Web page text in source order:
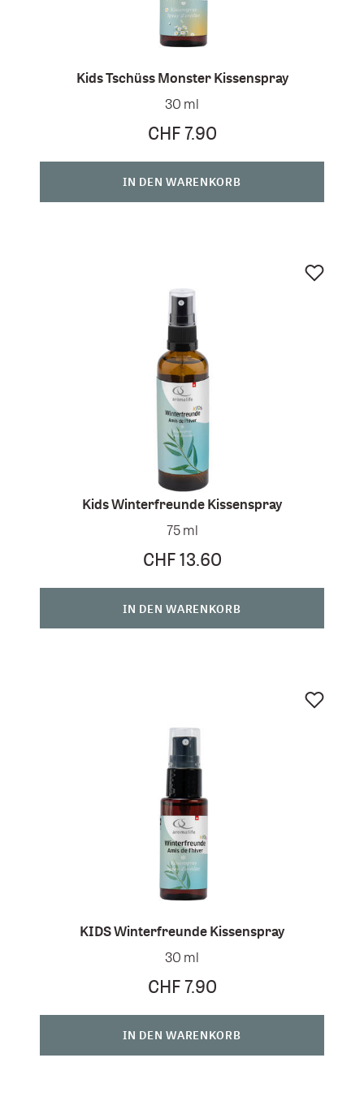
Kids Tschüss Monster Kissenspray
30 ml
CHF 7.90
IN DEN WARENKORB
Kids Winterfreunde Kissenspray
75 ml
CHF 13.60
IN DEN WARENKORB
KIDS Winterfreunde Kissenspray
30 ml
CHF 7.90
IN DEN WARENKORB